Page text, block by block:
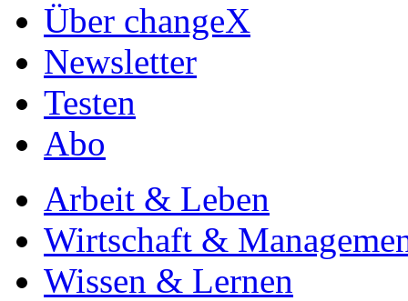
Über changeX
Newsletter
Testen
Abo
Arbeit & Leben
Wirtschaft &
Wissen & Lernen